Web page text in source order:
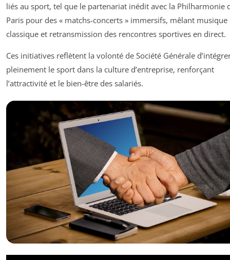
liés au sport, tel que le partenariat inédit avec la Philharmonie
Paris pour des « matchs-concerts » immersifs, mêlant musique
classique et retransmission des rencontres sportives en direct.
Ces initiatives reflètent la volonté de Société Générale
pleinement le sport dans la culture d’entreprise, renforçant
l’attractivité et le bien-être des salariés.